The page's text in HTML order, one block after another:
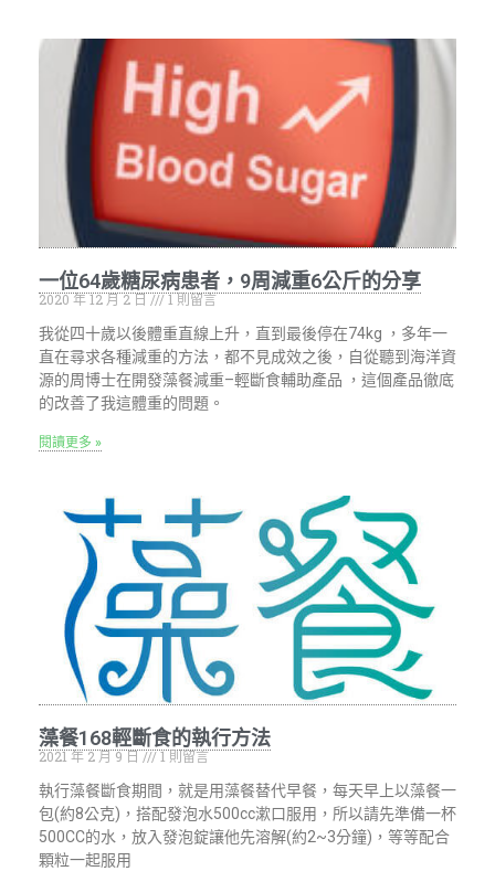
一位64歲糖尿病患者，9周減重6公斤的分享​
2020 年 12 月 2 日
1 則留言
我從四十歲以後體重直線上升，直到最後停在74kg ，多年一
直在尋求各種減重的方法，都不見成效之後，自從聽到海洋資
源的周博士在開發藻餐減重–輕斷食輔助產品 ，這個產品徹底
的改善了我這體重的問題。
閱讀更多 »
藻餐168輕斷食的執行方法
2021 年 2 月 9 日
1 則留言
執行藻餐斷食期間，就是用藻餐替代早餐，每天早上以藻餐一
包(約8公克)，搭配發泡水500cc漱口服用，所以請先準備一杯
500CC的水，放入發泡錠讓他先溶解(約2~3分鐘)，等等配合
顆粒一起服用